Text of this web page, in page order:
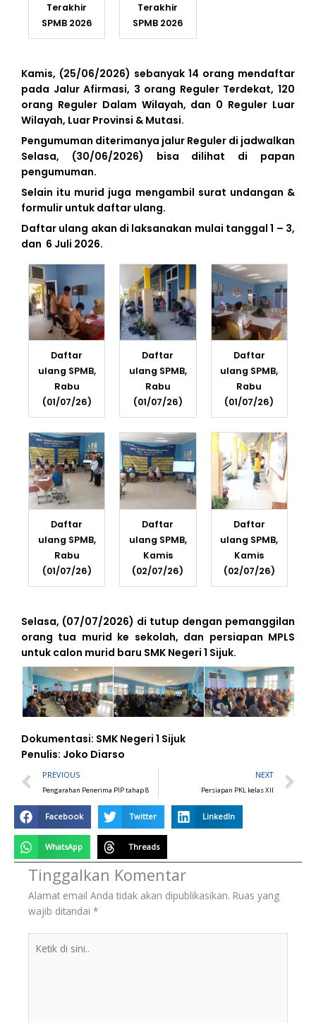
Terakhir
SPMB 2026
Terakhir
SPMB 2026
Kamis, (25/06/2026) sebanyak 14 orang mendaftar
pada Jalur Afirmasi, 3 orang Reguler Terdekat, 120
orang Reguler Dalam Wilayah, dan 0 Reguler Luar
Wilayah, Luar Provinsi & Mutasi.
Pengumuman diterimanya jalur Reguler di jadwalkan
Selasa, (30/06/2026) bisa dilihat di papan
pengumuman.
Selain itu murid juga mengambil surat undangan &
formulir untuk daftar ulang.
Daftar ulang akan di laksanakan mulai tanggal 1 – 3,
dan 6 Juli 2026.
Daftar
ulang SPMB,
Rabu
(01/07/26)
Daftar
ulang SPMB,
Rabu
(01/07/26)
Daftar
ulang SPMB,
Rabu
(01/07/26)
Daftar
ulang SPMB,
Rabu
(01/07/26)
Daftar
ulang SPMB,
Kamis
(02/07/26)
Daftar
ulang SPMB,
Kamis
(02/07/26)
Selasa, (07/07/2026) di tutup dengan pemanggilan
orang tua murid ke sekolah, dan persiapan MPLS
untuk calon murid baru SMK Negeri 1 Sijuk.
Dokumentasi: SMK Negeri 1 Sijuk
Penulis: Joko Diarso
Prev
PREVIOUS
Pengarahan Penerima PIP tahap 8
NEXT
Persiapan PKL kelas XII
Facebook Twitter LinkedIn
WhatsApp Threads
Tinggalkan Komentar
Alamat email Anda tidak akan dipublikasikan. Ruas yang
wajib ditandai *